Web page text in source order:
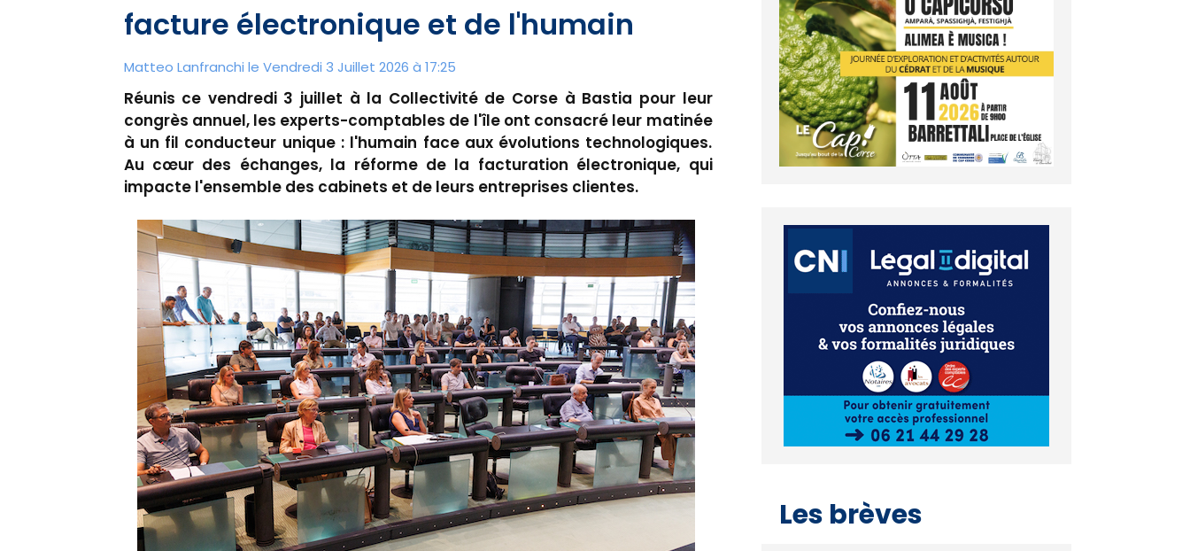
facture électronique et de l'humain
Matteo Lanfranchi le Vendredi 3 Juillet 2026 à 17:25
Réunis ce vendredi 3 juillet à la Collectivité de Corse à Bastia pour leur
congrès annuel, les experts-comptables de l'île ont consacré leur matinée
à un fil conducteur unique : l'humain face aux évolutions technologiques.
Au cœur des échanges, la réforme de la facturation électronique, qui
impacte l'ensemble des cabinets et de leurs entreprises clientes.
Les brèves